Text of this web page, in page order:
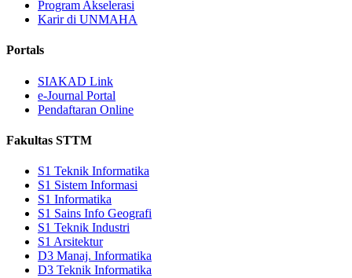
Program Akselerasi
Karir di UNMAHA
Portals
SIAKAD Link
e-Journal Portal
Pendaftaran Online
Fakultas STTM
S1 Teknik Informatika
S1 Sistem Informasi
S1 Informatika
S1 Sains Info Geografi
S1 Teknik Industri
S1 Arsitektur
D3 Manaj. Informatika
D3 Teknik Informatika